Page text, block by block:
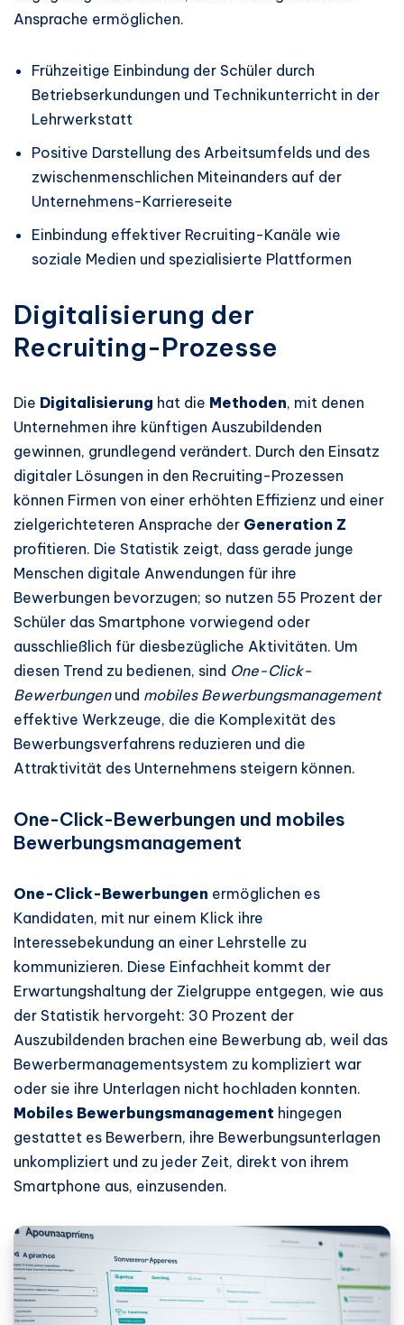
Ansprache ermöglichen.
Frühzeitige Einbindung der Schüler durch
Betriebserkundungen und Technikunterricht in der
Lehrwerkstatt
Positive Darstellung des Arbeitsumfelds und des
zwischenmenschlichen Miteinanders auf der
Unternehmens-Karriereseite
Einbindung effektiver Recruiting-Kanäle wie
soziale Medien und spezialisierte Plattformen
Digitalisierung der
Recruiting-Prozesse
Die Digitalisierung hat die Methoden, mit denen
Unternehmen ihre künftigen Auszubildenden
gewinnen, grundlegend verändert. Durch den Einsatz
digitaler Lösungen in den Recruiting-Prozessen
können Firmen von einer erhöhten Effizienz und einer
zielgerichteteren Ansprache der Generation Z
profitieren. Die Statistik zeigt, dass gerade junge
Menschen digitale Anwendungen für ihre
Bewerbungen bevorzugen; so nutzen 55 Prozent der
Schüler das Smartphone vorwiegend oder
ausschließlich für diesbezügliche Aktivitäten. Um
diesen Trend zu bedienen, sind One-Click-
Bewerbungenund mobiles Bewerbungsmanagement
effektive Werkzeuge, die die Komplexität des
Bewerbungsverfahrens reduzieren und die
Attraktivität des Unternehmens steigern können.
One-Click-Bewerbungen und mobiles
Bewerbungsmanagement
One-Click-Bewerbungen ermöglichen es
Kandidaten, mit nur einem Klick ihre
Interessebekundung an einer Lehrstelle zu
kommunizieren. Diese Einfachheit kommt der
Erwartungshaltung der Zielgruppe entgegen, wie aus
der Statistik hervorgeht: 30 Prozent der
Auszubildenden brachen eine Bewerbung ab, weil das
Bewerbermanagementsystem zu kompliziert war
oder sie ihre Unterlagen nicht hochladen konnten.
Mobiles Bewerbungsmanagement hingegen
gestattet es Bewerbern, ihre Bewerbungsunterlagen
unkompliziert und zu jeder Zeit, direkt von ihrem
Smartphone aus, einzusenden.